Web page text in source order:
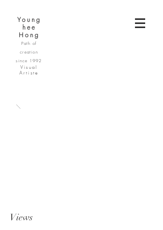
Young
hee
Hong
Path of
creation
since 1992
Visual
Artiste
Views